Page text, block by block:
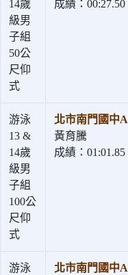
14歲
級男
子組
50公
尺仰
式
成績：00:27.50
游泳
13 &
14歲
級男
子組
100公
尺仰
式
北市南門國中A
黃育騰
成績：01:01.85
游泳
北市南門國中A